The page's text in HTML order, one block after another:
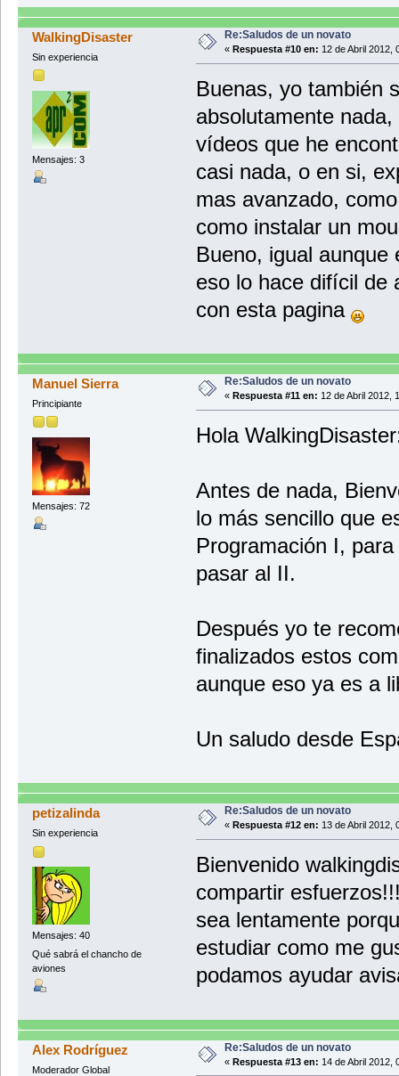
WalkingDisaster
Sin experiencia
Mensajes: 3
Re:Saludos de un novato
« Respuesta #10 en: 12 de Abril 2012,
Buenas, yo también
absolutamente
vídeos que he
casi nada, o en si,
mas avanzado,
como instalar un
Bueno, igual
eso lo hace difícil de
con esta pagina
Manuel Sierra
Principiante
Mensajes: 72
Re:Saludos de un novato
« Respuesta #11 en: 12 de Abril 2012,
Hola
Antes de nada,
lo más sencillo que
Programación I,
pasar al II.
Después yo te
finalizados estos
aunque eso ya es a
Un saludo desde
petizalinda
Sin experiencia
Mensajes: 40
Qué sabrá el chancho de
aviones
Re:Saludos de un novato
« Respuesta #12 en: 13 de Abril 2012,
Bienvenido
compartir
sea lentamente
estudiar como me
podamos ayudar
Alex Rodríguez
Moderador Global
Re:Saludos de un novato
« Respuesta #13 en: 14 de Abril 2012,